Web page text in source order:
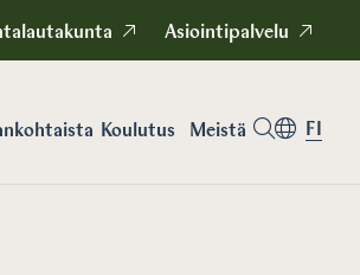
Asiointipalvelu
Koulutus Meistä FI